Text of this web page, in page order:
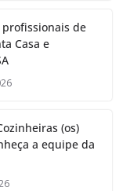
profissionais de
Casa e
(os)
a equipe da